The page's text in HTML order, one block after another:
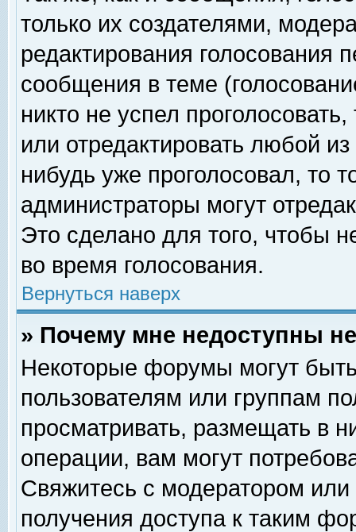
только их создателями,
редактирования голосования
сообщения в теме
никто не успел
или отредактировать любой
нибудь уже проголосовал, то
администраторы могут
Это сделано для того, чтобы
во время голосования.
Вернуться наверх
» Почему мне недоступны
Некоторые форумы могут
пользователям или группам
просматривать, размещать в
операции, вам могут
Свяжитесь с модератором
получения доступа к таким